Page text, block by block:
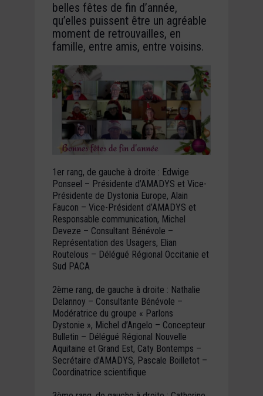
belles fêtes de fin d’année,
qu’elles puissent être un agréable
moment de retrouvailles, en
famille, entre amis, entre voisins.
1er rang, de gauche à droite : Edwige
Ponseel – Présidente d’AMADYS et Vice-
Présidente de Dystonia Europe, Alain
Faucon – Vice-Président d’AMADYS et
Responsable communication, Michel
Deveze – Consultant Bénévole –
Représentation des Usagers, Elian
Routelous – Délégué Régional Occitanie et
Sud PACA
2ème rang, de gauche à droite : Nathalie
Delannoy – Consultante Bénévole –
Modératrice du groupe « Parlons
Dystonie », Michel d’Angelo – Concepteur
Bulletin – Délégué Régional Nouvelle
Aquitaine et Grand Est, Caty Bontemps –
Secrétaire d’AMADYS, Pascale Boilletot –
Coordinatrice scientifique